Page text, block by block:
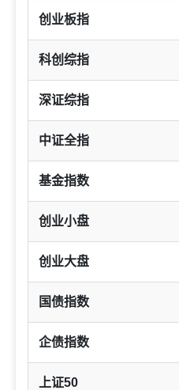
创业板指
科创综指
深证综指
中证全指
基金指数
创业小盘
创业大盘
国债指数
企债指数
上证50